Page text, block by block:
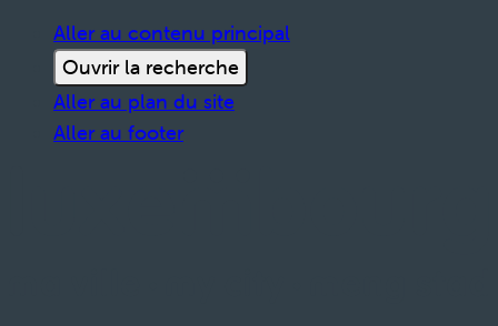
Aller au contenu principal
Ouvrir la recherche
Aller au plan du site
Aller au footer